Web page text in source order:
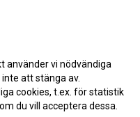
använder vi nödvändiga
att stänga av.
cookies, t.ex. för statistik
du vill acceptera dessa.